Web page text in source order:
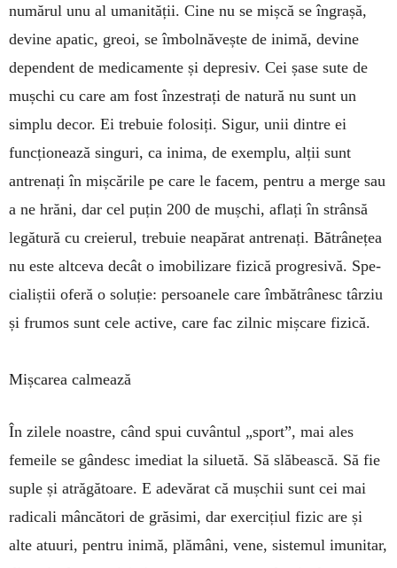
numărul unu al umanității. Cine nu se mișcă se îngrașă,
devine apatic, greoi, se îmbol­nă­veș­te de inimă, devine
dependent de medicamente și de­presiv. Cei șase sute de
mușchi cu care am fost înzes­trați de natură nu sunt un
simplu decor. Ei trebuie folosiți. Sigur, unii dintre ei
funcționează singuri, ca inima, de exemplu, alții sunt
antrenați în mișcările pe care le facem, pentru a merge sau
a ne hrăni, dar cel puțin 200 de mușchi, aflați în strânsă
legătură cu cre­ierul, trebuie neapărat antrenați. Bătrânețea
nu este altceva decât o imobilizare fizică progresivă. Spe­
cia­liștii oferă o soluție: persoanele care îmbătrânesc târ­ziu
și frumos sunt cele active, care fac zilnic mișcare fizică.
Mișcarea calmează
În zilele noastre, când spui cuvântul „sport”, mai ales
femeile se gândesc imediat la siluetă. Să slăbeas­că. Să fie
suple și atrăgătoare. E adevărat că mușchii sunt cei mai
radicali mâncători de grăsimi, dar exer­ci­țiul fizic are și
alte atuuri, pentru inimă, plămâni, vene, sistemul imunitar,